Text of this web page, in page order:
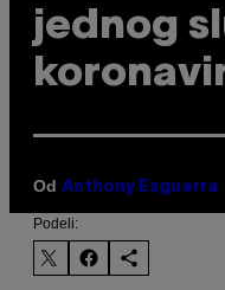
jednog
Od Anthony Esguerra
Podeli: